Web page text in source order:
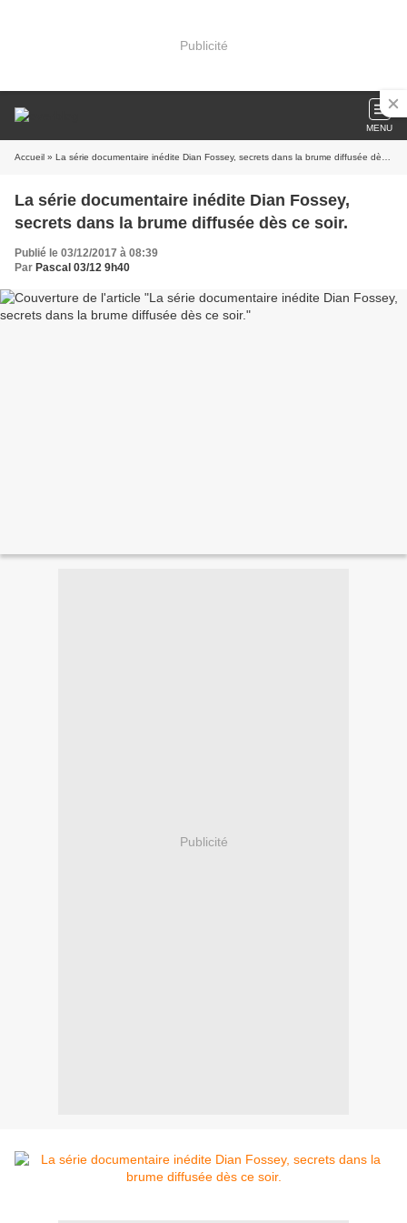
Publicité
MENU
Accueil » La série documentaire inédite Dian Fossey, secrets dans la brume diffusée dès ce soir.
La série documentaire inédite Dian Fossey,
secrets dans la brume diffusée dès ce soir.
Publié le 03/12/2017 à 08:39
Par Pascal 03/12 9h40
Publicité